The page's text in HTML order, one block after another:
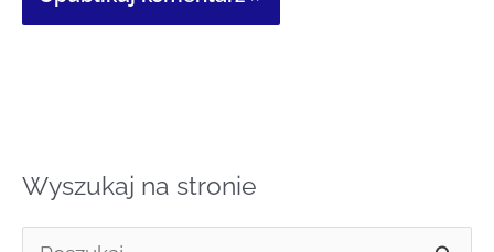
Wyszukaj na stronie